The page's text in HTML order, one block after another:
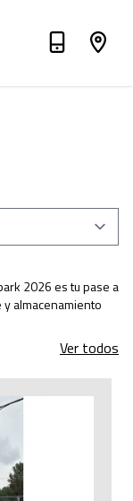
2026 es tu pase a
almacenamiento
Ver todos